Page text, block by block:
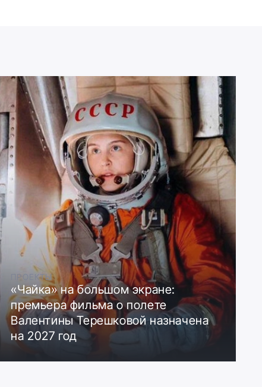
ПРОЕКТЫ
«Чайка» на большом экране:
премьера фильма о полете
Валентины Терешковой назначена
на 2027 год